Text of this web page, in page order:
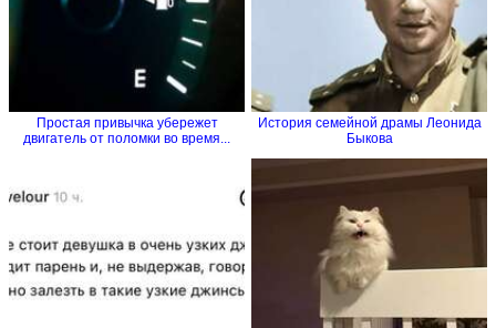
Простая привычка убережет
двигатель от поломки во время...
История семейной драмы Леонида
Быкова